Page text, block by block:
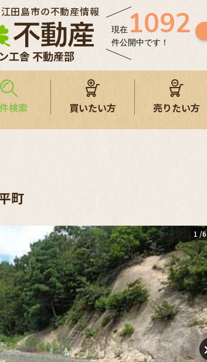
工舎 不動産部
田島市の不動産情報
現在 1092
件公開中です！
検索 買いたい方 売りたい方
町
1 /6